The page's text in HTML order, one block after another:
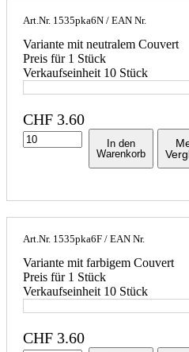
Art.Nr. 1535pka6N / EAN Nr.
Variante mit neutralem Couvert
Preis für 1 Stück
Verkaufseinheit 10 Stück
CHF 3.60
In den
Warenkorb
Art.Nr. 1535pka6F / EAN Nr.
Variante mit farbigem Couvert
Preis für 1 Stück
Verkaufseinheit 10 Stück
CHF 3.60